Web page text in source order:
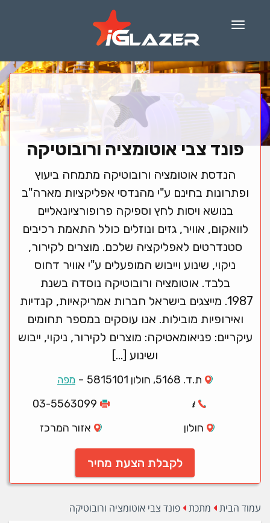
Menu
פונד צבי אוטומציה ורובוטיקה
הנדסת אוטומציה ורובוטיקה מתמחה ביעוץ
ופתרונות בחינם ע"י מהנדסי אפליקציות מארה"ב
בנושא ויסות לחץ וספיקה פרופורציונאליים
לוואקום, אוויר, גזים ונוזלים כולל התאמת רכיבים
סטנדרטים לאפליקציה שלכם. מוצרים לקירור,
ניקוי, שינוע וייבוש המופעלים ע"י אוויר דחוס
בלבד. אוטומציה ורובוטיקה נוסדה בשנת
1987. מייצגים בישראל חברות אמריקאיות, קנדיות
ואירופיות מובילות. אנו עוסקים במספר תחומים
עיקריים: פניאומאטיקה: מוצרים לקירור, ניקוי, ייבוש
ושינוע […]
ת.ד. 5168, חולון 5815101 - מפה
03-5563099
חולון
אזור המרכז
לקבלת הצעת מחיר
עמוד הבית מתכת פונד צבי אוטומציה ורובוטיקה